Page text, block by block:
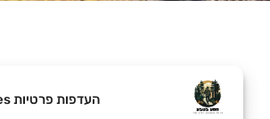
העדפות פרטיות Cookies